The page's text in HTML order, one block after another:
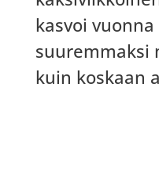
kasvoi vuonna
suuremmaksi
kuin koskaan